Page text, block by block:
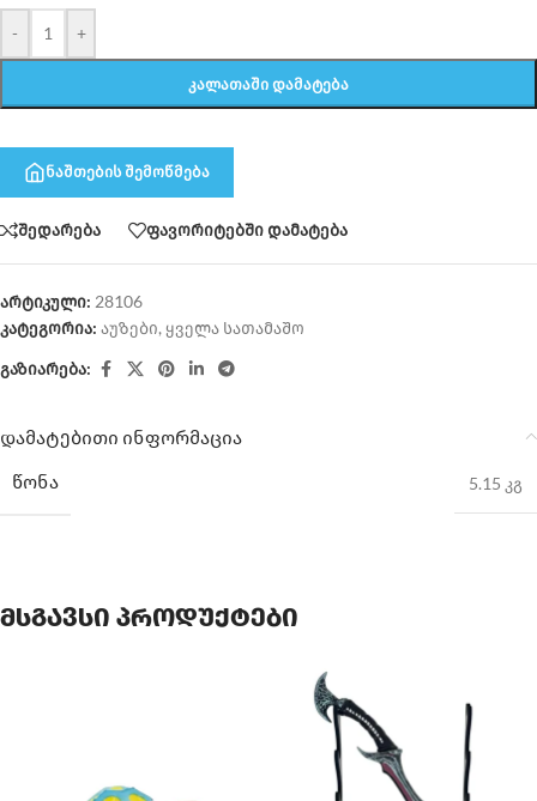
- +
ᲙᲐᲚᲐᲗᲐᲨᲘ ᲓᲐᲛᲐᲢᲔᲑᲐ
ნაშთების შემოწმება
შედარება ფავორიტებში დამატება
არტიკული: 28106
კატეგორია: აუზები, ყველა სათამაშო
გაზიარება:
დამატებითი ინფორმაცია
ᲬᲝᲜᲐ
5.15 კგ
მსგავსი პროდუქტები